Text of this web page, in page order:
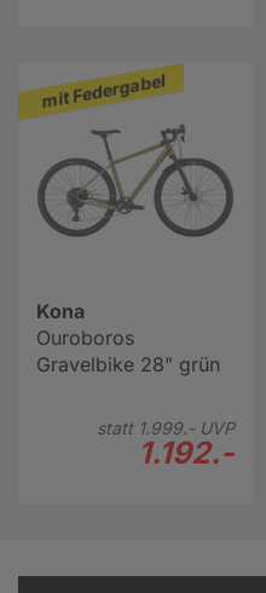
mit Federgabel
Kona
Ouroboros
Gravelbike 28" grün
statt 1.999.-UVP
1.192.-